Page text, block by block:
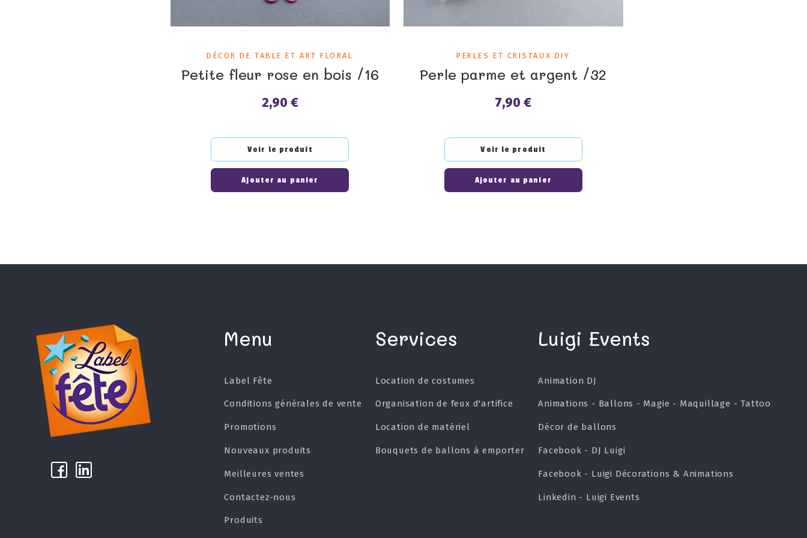
DÉCOR DE TABLE ET ART FLORAL
Petite fleur rose en bois /16
Prix
2,90 €
Voir le produit
Ajouter au panier
PERLES ET CRISTAUX DIY
Perle parme et argent /32
Prix
7,90 €
Voir le produit
Ajouter au panier
k µ
Menu
Label Fête
Conditions générales de vente
Promotions
Nouveaux produits
Meilleures ventes
Contactez-nous
Produits
Services
Location de costumes
Organisation de feux d'artifice
Location de matériel
Bouquets de ballons à emporter
Luigi Events
Animation DJ
Animations - Ballons - Magie - Maquillage - Tattoo
Décor de ballons
Facebook - DJ Luigi
Facebook - Luigi Décorations & Animations
Linkedin - Luigi Events